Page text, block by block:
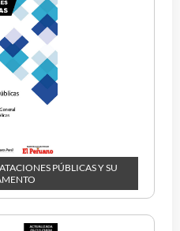
PÚBLICAS Y SU